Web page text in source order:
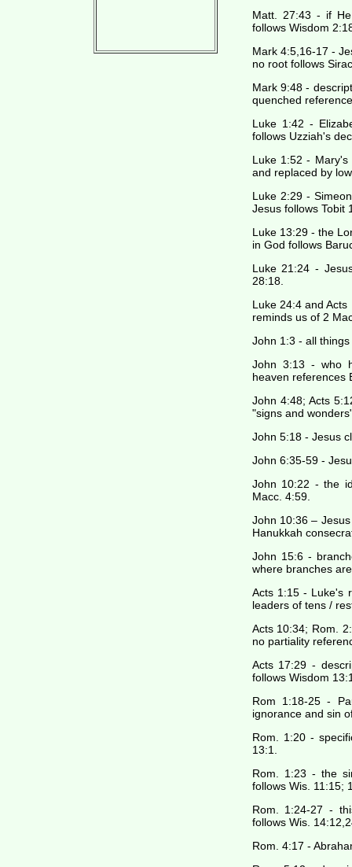
Matt. 27:43 - if
follows Wisdom
Mark 4:5,16-17 -
no root follows
Mark 9:48 -
quenched
Luke 1:42 -
follows Uzziah's
Luke 1:52 -
and replaced by
Luke 2:29 -
Jesus follows Tobit
Luke 13:29 - the
in God follows
Luke 21:24 -
28:18.
Luke 24:4 and
reminds us of 2
John 1:3 - all
John 3:13 - who
heaven references
John 4:48; Acts
"signs and
John 5:18 - Jesus
John 6:35-59 -
John 10:22 - the
Macc. 4:59.
John 10:36 –
Hanukkah
John 15:6 -
where branches
Acts 1:15 - Luke's
leaders of tens /
Acts 10:34; Rom.
no partiality
Acts 17:29 -
follows Wisdom
Rom 1:18-25 -
ignorance and sin
Rom. 1:20 -
13:1.
Rom. 1:23 - the
follows Wis. 11:15;
Rom. 1:24-27 -
follows Wis.
Rom. 4:17 -